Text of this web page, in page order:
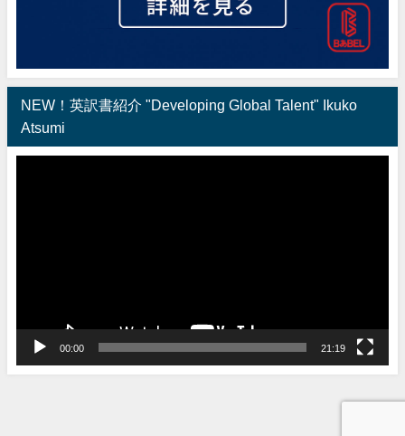
NEW！英訳書紹介 "Developing Global Talent" Ikuko
Atsumi
00:00 21:19